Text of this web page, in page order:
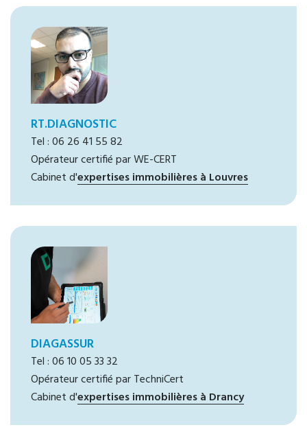
RT.DIAGNOSTIC
Tel : 06 26 41 55 82
Opérateur certifié par WE-CERT
Cabinet d'expertises immobilières à Louvres
DIAGASSUR
Tel : 06 10 05 33 32
Opérateur certifié par TechniCert
Cabinet d'expertises immobilières à Drancy